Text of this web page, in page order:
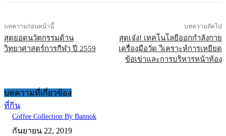
บทความก่อนหน้านี้
สุดยอดนวัตกรรมด้าน
วิทยาศาสตร์การกีฬา ปี 2559
บทความถัดไป
สุดเจ๋ง! เทคโนโลยีออกกำลังกาย
เครื่องมือวัด วิเคราะห์การเหยียด
ข้อเข่าและการบริหารหน้าท้อง
บทความที่เกี่ยวข้อง
ที่กิน
Coffee Collection By Bannok
กันยายน 22, 2019